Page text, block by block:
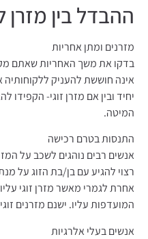
ההבדל בין מזרן
מזרנים ומתן אחריות
בדקו את משך האחריות שאתם
אינה חוששת להעניק
יחיד ובין אם מזרן זוגי- הקפידו
המיטה.
התנסות בטרם רכישה
אנשים רבים נוהגים לשכב על
רצוי להגיע עם בן/בת הזוג על
אחרת לגמרי מאשר מזרן זוגי
המועדפות עליו. ישנם מזרנים
אנשים בעלי אלרגיות